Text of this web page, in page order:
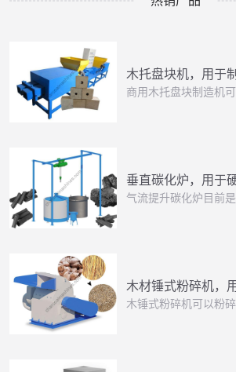
木托盘块机，用于
商用木托盘块制造机
垂直碳化炉，用于
气流提升碳化炉目前
木材锤式粉碎机，
木锤式粉碎机可以粉